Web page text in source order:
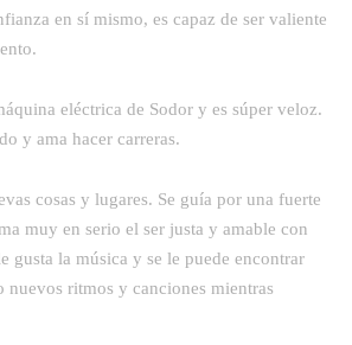
en sí mismo, es capaz de ser valiente
eléctrica de Sodor y es súper veloz.
y ama hacer carreras.
cosas y lugares. Se guía por una fuerte
muy en serio el ser justa y amable con
gusta la música y se le puede encontrar
nuevos ritmos y canciones mientras